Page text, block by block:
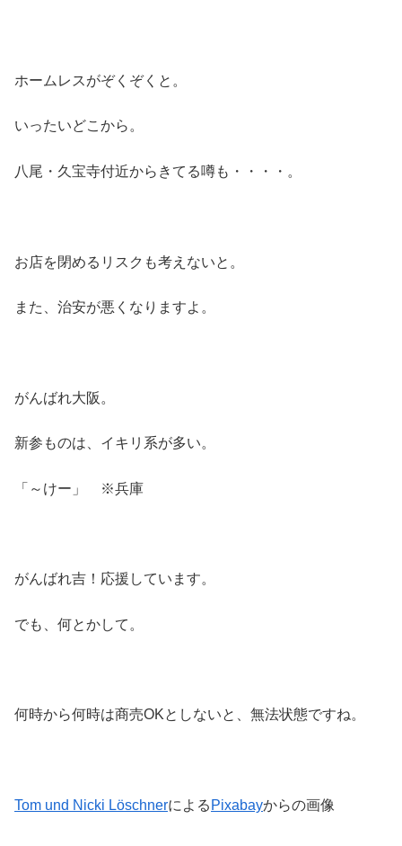
ホームレスがぞくぞくと。
いったいどこから。
八尾・久宝寺付近からきてる噂も・・・・。
お店を閉めるリスクも考えないと。
また、治安が悪くなりますよ。
がんばれ大阪。
新参ものは、イキリ系が多い。
「～けー」 ※兵庫
がんばれ吉！応援しています。
でも、何とかして。
何時から何時は商売OKとしないと、無法状態ですね。
Tom und Nicki Löschnerによる Pixabayからの画像